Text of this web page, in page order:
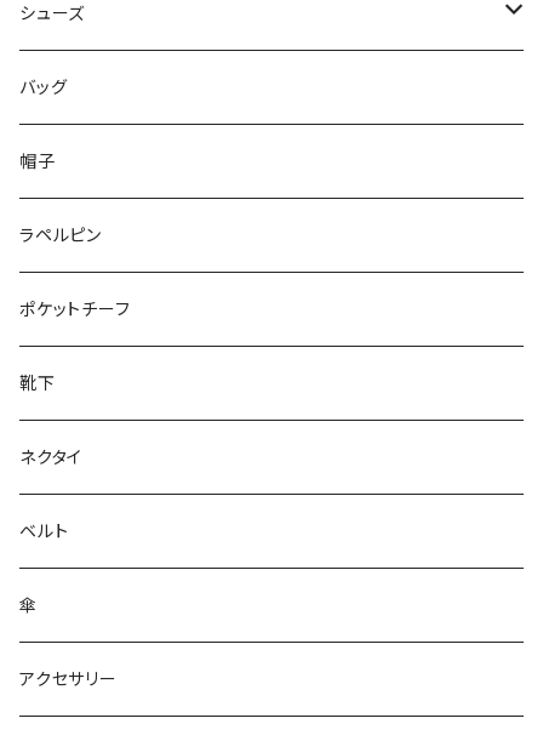
50/XL～
48/L
50/XL～
46/M
48/L
50/XL～
～44/S
46/M
48/L
50/XL～
シューズ
～25.5cm
26cm～
27cm～
28cm～
バッグ
帽子
ラペルピン
ポケットチーフ
靴下
ネクタイ
ベルト
傘
アクセサリー